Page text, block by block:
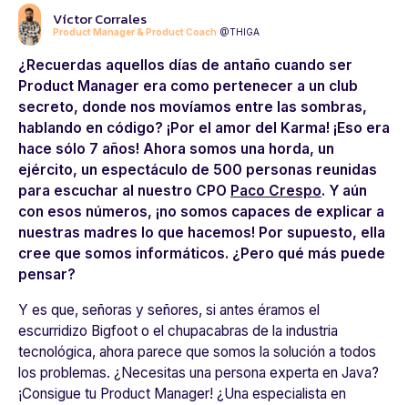
Víctor Corrales
Product Manager & Product Coach @THIGA
¿Recuerdas aquellos días de antaño cuando ser
Product Manager era como pertenecer a un club
secreto, donde nos movíamos entre las sombras,
hablando en código? ¡Por el amor del Karma! ¡Eso era
hace sólo 7 años! Ahora somos una horda, un
ejército, un espectáculo de 500 personas reunidas
para escuchar al nuestro CPO Paco Crespo. Y aún
con esos números, ¡no somos capaces de explicar a
nuestras madres lo que hacemos! Por supuesto, ella
cree que somos informáticos. ¿Pero qué más puede
pensar?
Y es que, señoras y señores, si antes éramos el
escurridizo Bigfoot o el chupacabras de la industria
tecnológica, ahora parece que somos la solución a todos
los problemas. ¿Necesitas una persona experta en Java?
¡Consigue tu Product Manager! ¿Una especialista en